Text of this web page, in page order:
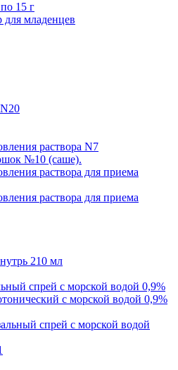
15 г
для младенцев
раствора N7
№10 (саше).
раствора для приема
раствора для приема
210 мл
спрей с морской водой 0,9%
с морской водой 0,9%
спрей с морской водой